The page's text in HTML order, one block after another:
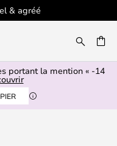
& agréé
portant la mention « -14